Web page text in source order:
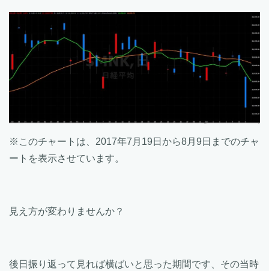
※このチャートは、2017年7月19日から8月9日までのチャ
ートを表示させています。
見え方が変わりませんか？
後日振り返って見れば横ばいと思った期間です、その当時